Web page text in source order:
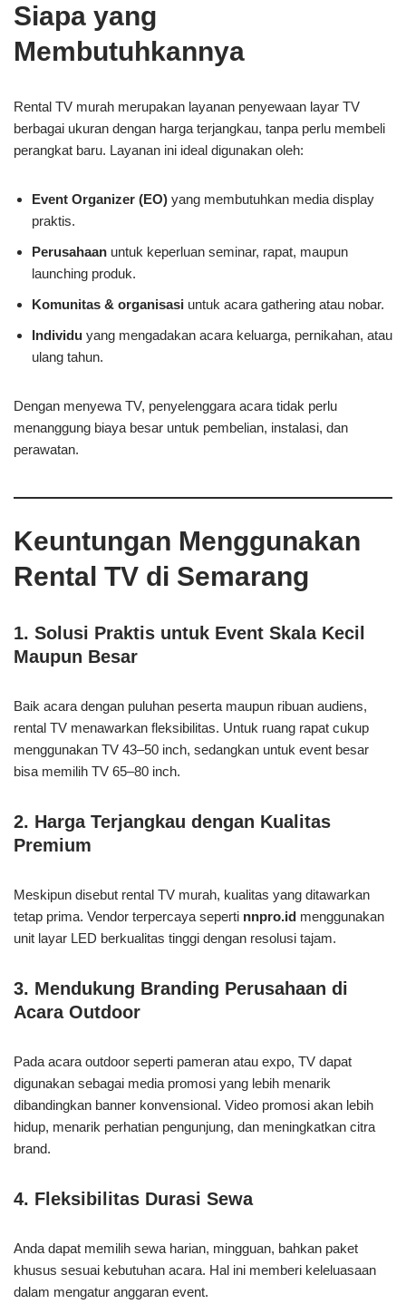
Siapa yang
Membutuhkannya
Rental TV murah merupakan layanan penyewaan layar TV
berbagai ukuran dengan harga terjangkau, tanpa perlu membeli
perangkat baru. Layanan ini ideal digunakan oleh:
Event Organizer (EO) yang membutuhkan media display
praktis.
Perusahaan untuk keperluan seminar, rapat, maupun
launching produk.
Komunitas & organisasi untuk acara gathering atau nobar.
Individu yang mengadakan acara keluarga, pernikahan, atau
ulang tahun.
Dengan menyewa TV, penyelenggara acara tidak perlu
menanggung biaya besar untuk pembelian, instalasi, dan
perawatan.
Keuntungan Menggunakan
Rental TV di Semarang
1. Solusi Praktis untuk Event Skala Kecil
Maupun Besar
Baik acara dengan puluhan peserta maupun ribuan audiens,
rental TV menawarkan fleksibilitas. Untuk ruang rapat cukup
menggunakan TV 43–50 inch, sedangkan untuk event besar
bisa memilih TV 65–80 inch.
2. Harga Terjangkau dengan Kualitas
Premium
Meskipun disebut rental TV murah, kualitas yang ditawarkan
tetap prima. Vendor terpercaya seperti nnpro.id menggunakan
unit layar LED berkualitas tinggi dengan resolusi tajam.
3. Mendukung Branding Perusahaan di
Acara Outdoor
Pada acara outdoor seperti pameran atau expo, TV dapat
digunakan sebagai media promosi yang lebih menarik
dibandingkan banner konvensional. Video promosi akan lebih
hidup, menarik perhatian pengunjung, dan meningkatkan citra
brand.
4. Fleksibilitas Durasi Sewa
Anda dapat memilih sewa harian, mingguan, bahkan paket
khusus sesuai kebutuhan acara. Hal ini memberi keleluasaan
dalam mengatur anggaran event.